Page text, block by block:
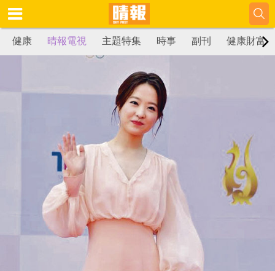
健康 晴報電視 主題特集 時事 副刊 健康財富